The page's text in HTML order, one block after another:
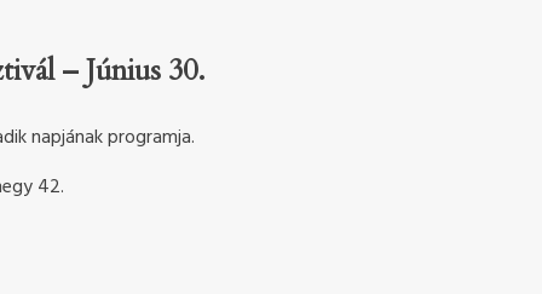
– Június 30.
napjának programja.
42.